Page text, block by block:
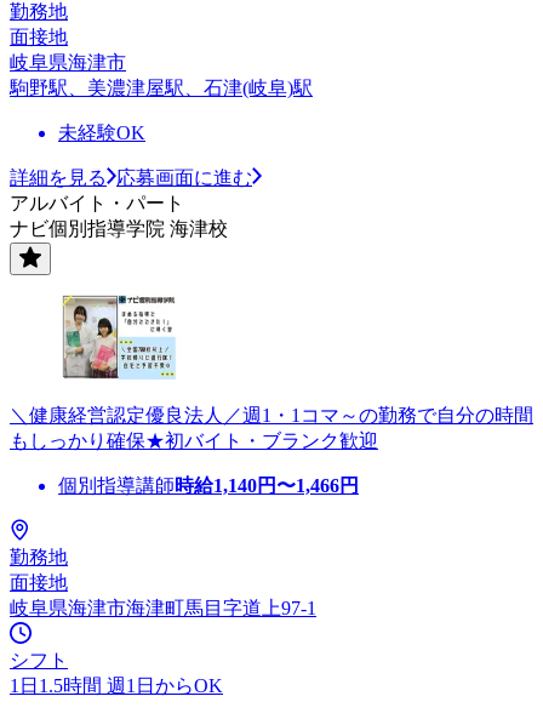
勤務地
面接地
岐阜県海津市
駒野駅、美濃津屋駅、石津(岐阜)駅
未経験OK
詳細を見る
応募画面に進む
アルバイト・パート
ナビ個別指導学院 海津校
＼健康経営認定優良法人／週1・1コマ～の勤務で自分の時間
もしっかり確保★初バイト・ブランク歓迎
個別指導講師時給1,140円〜1,466円
勤務地
面接地
岐阜県海津市海津町馬目字道上97-1
シフト
1日1.5時間 週1日からOK